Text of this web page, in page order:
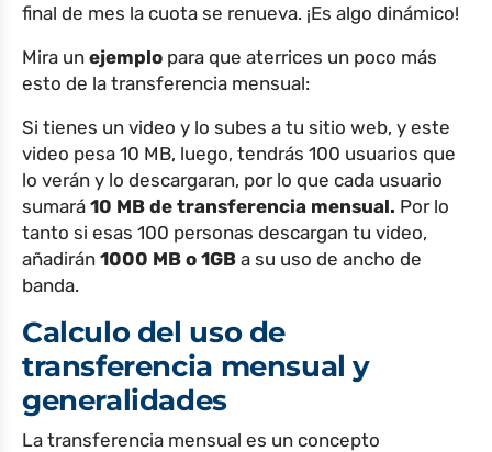
final de mes la cuota se renueva. ¡Es algo dinámico!
Mira un ejemplo para que aterrices un poco más
esto de la transferencia mensual:
Si tienes un video y lo subes a tu sitio web, y este
video pesa 10 MB, luego, tendrás 100 usuarios que
lo verán y lo descargaran, por lo que cada usuario
sumará 10 MB de transferencia mensual. Por lo
tanto si esas 100 personas descargan tu video,
añadirán 1000 MB o 1GB a su uso de ancho de
banda.
Calculo del uso de
transferencia mensual y
generalidades
La transferencia mensual es un concepto